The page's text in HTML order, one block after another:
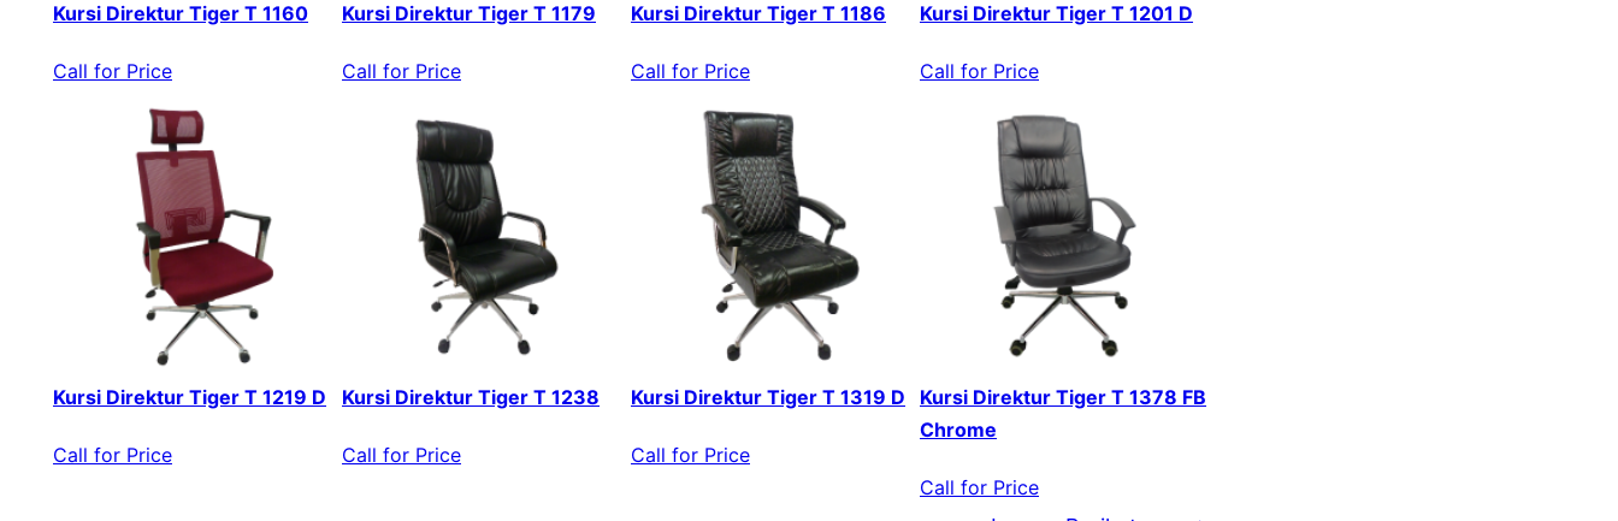
Kursi Direktur Tiger T 1160
Call for Price
Kursi Direktur Tiger T 1179
Call for Price
Kursi Direktur Tiger T 1186
Call for Price
Kursi Direktur Tiger T 1201 D
Call for Price
Kursi Direktur Tiger T 1219 D
Call for Price
Kursi Direktur Tiger T 1238
Call for Price
Kursi Direktur Tiger T 1319 D
Call for Price
Kursi Direktur Tiger T 1378 FB
Chrome
Call for Price